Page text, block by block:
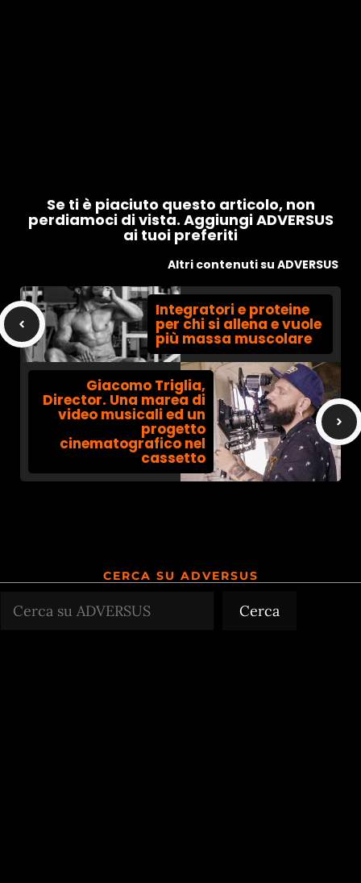
Se ti è piaciuto questo articolo, non
perdiamoci di vista. Aggiungi ADVERSUS
ai tuoi preferiti
Altri contenuti su ADVERSUS
Integratori e proteine
per chi si allena e vuole
più massa muscolare
Giacomo Triglia,
Director. Una marea di
video musicali ed un
progetto
cinematografico nel
cassetto
CERCA SU ADVERSUS
Cerca